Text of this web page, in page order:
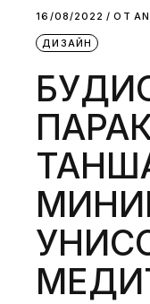
16/08/2022 ОТ
ДИЗАЙН